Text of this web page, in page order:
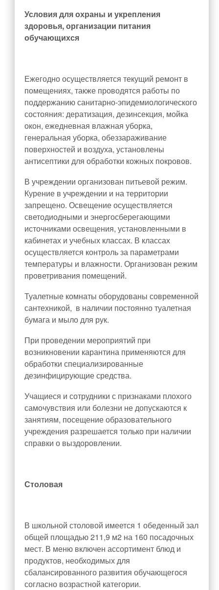
Условия для охраны и укрепления
здоровья, организации питания
обучающихся
Ежегодно осуществляется текущий ремонт в
помещениях, также проводятся работы по
поддержанию санитарно-эпидемиологического
состояния: дератизация, дезинсекция, мойка
окон, ежедневная влажная уборка,
генеральная уборка, обеззараживание
поверхностей и воздуха, установлены
антисептики для обработки кожных покровов.
В учреждении организован питьевой режим.
Курение в учреждении и на территории
запрещено. Освещение осуществляется
светодиодными и энергосберегающими
источниками освещения, установленными в
кабинетах и учебных классах. В классах
осуществляется контроль за параметрами
температуры и влажности. Организован режим
проветривания помещений.
Туалетные комнаты оборудованы современной
сантехникой, в наличии постоянно туалетная
бумага и мыло для рук.
При проведении мероприятий при
возникновении карантина применяются для
обработки специализированные
дезинфицирующие средства.
Учащиеся и сотрудники с признаками плохого
самочувствия или болезни не допускаются к
занятиям, посещение образовательного
учреждения разрешается только при наличии
справки о выздоровлении.
Столовая
В школьной столовой имеется 1 обеденный зал
общей площадью 211,9 м2 на 160 посадочных
мест. В меню включен ассортимент блюд и
продуктов, необходимых для
сбалансированного развития обучающегося
согласно возрастной категории.